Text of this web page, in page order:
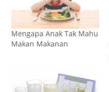
Mengapa Anak Tak Mahu
Makan Makanan